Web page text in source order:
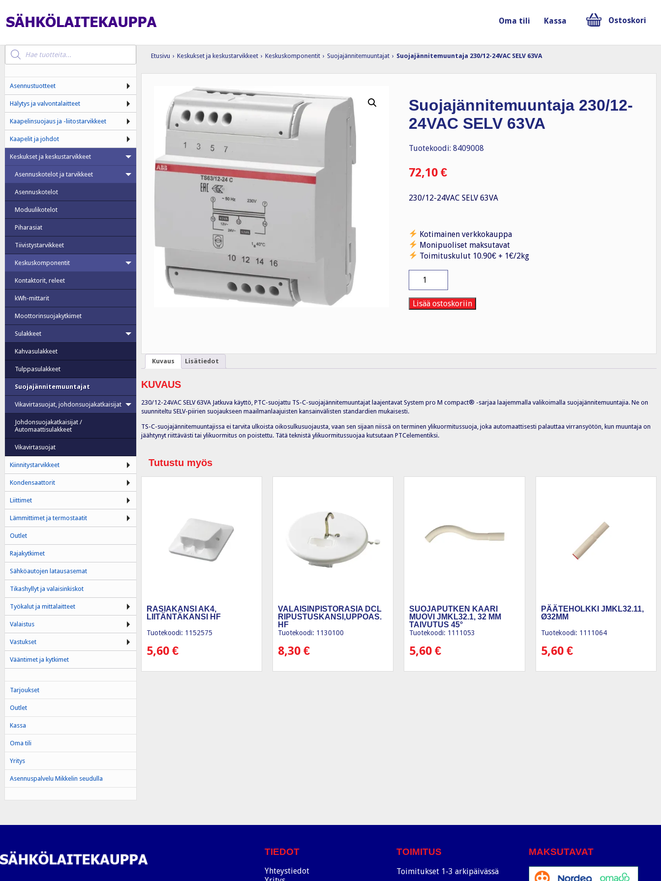
Oma tili Kassa Ostoskori
Etusivu › Keskukset ja keskustarvikkeet › Keskuskomponentit › Suojajännitemuuntajat › Suojajännitemuuntaja 230/12-24VAC SELV 63VA
Suojajännitemuuntaja 230/12-
24VAC SELV 63VA
Tuotekoodi: 8409008
72,10 €
230/12-24VAC SELV 63VA
Kotimainen verkkokauppa
Monipuoliset maksutavat
Toimituskulut 10.90€ + 1€/2kg
230/12-
24VAC
SELV
63VA
Lisää ostoskoriin
Kuvaus Lisätiedot
KUVAUS
230/12-24VAC SELV 63VA Jatkuva käyttö, PTC-suojattu TS-C-suojajännitemuuntajat laajentavat System pro M compact® -sarjaa laajemmalla valikoimalla suojajännitemuuntajia. Ne on
suunniteltu SELV-piirien suojaukseen maailmanlaajuisten kansainvälisten standardien mukaisesti.
TS-C-suojajännitemuuntajissa ei tarvita ulkoista oikosulkusuojausta, vaan sen sijaan niissä on terminen ylikuormitussuoja, joka automaattisesti palauttaa virransyötön, kun muuntaja on
jäähtynyt riittävästi tai ylikuormitus on poistettu. Tätä teknistä ylikuormitussuojaa kutsutaan PTCelementiksi.
Tutustu myös
RASIAKANSI AK4,
LIITÄNTÄKANSI HF
Tuotekoodi: 1152575
5,60 €
VALAISINPISTORASIA DCL
RIPUSTUSKANSI,UPPOAS.
HF
Tuotekoodi: 1130100
8,30€
SUOJAPUTKEN KAARI
MUOVI JMKL32.1, 32 MM
TAIVUTUS 45°
Tuotekoodi: 1111053
5,60€
PÄÄTEHOLKKI JMKL32.11,
Ø32MM
Tuotekoodi: 1111064
5,60 €
Products
search
Asennustuotteet
Hälytys ja valvontalaitteet
Kaapelinsuojaus ja -liitostarvikkeet
Kaapelit ja johdot
Keskukset ja keskustarvikkeet
Asennuskotelot ja tarvikkeet
Asennuskotelot
Moduulikotelot
Piharasiat
Tiivistystarvikkeet
Keskuskomponentit
Kontaktorit, releet
kWh-mittarit
Moottorinsuojakytkimet
Sulakkeet
Kahvasulakkeet
Tulppasulakkeet
Suojajännitemuuntajat
Vikavirtasuojat, johdonsuojakatkaisijat
Johdonsuojakatkaisijat /
Automaattisulakkeet
Vikavirtasuojat
Kiinnitystarvikkeet
Kondensaattorit
Liittimet
Lämmittimet ja termostaatit
Outlet
Rajakytkimet
Sähköautojen latausasemat
Tikashyllyt ja valaisinkiskot
Työkalut ja mittalaitteet
Valaistus
Vastukset
Vääntimet ja kytkimet
Tarjoukset
Outlet
Kassa
Oma tili
Yritys
Asennuspalvelu Mikkelin seudulla
TIEDOT
Yhteystiedot
TOIMITUS
Toimitukset 1-3 arkipäivässä
MAKSUTAVAT